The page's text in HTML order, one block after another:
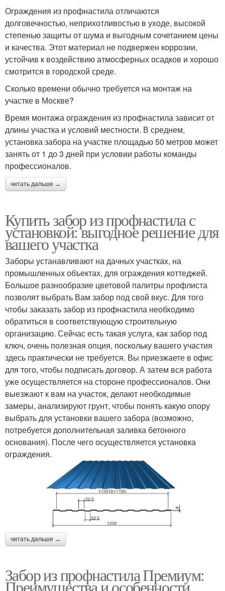
Ограждения из профнастила отличаются
долговечностью, неприхотливостью в уходе, высокой
степенью защиты от шума и выгодным сочетанием цены
и качества. Этот материал не подвержен коррозии,
устойчив к воздействию атмосферных осадков и хорошо
смотрится в городской среде.
Сколько времени обычно требуется на монтаж на
участке в Москве?
Время монтажа ограждения из профнастила зависит от
длины участка и условий местности. В среднем,
установка забора на участке площадью 50 метров может
занять от 1 до 3 дней при условии работы команды
профессионалов.
читать дальше →
Купить забор из профнастила с
установкой: выгодное решение для
вашего участка
Заборы устанавливают на дачных участках, на
промышленных объектах, для ограждения коттеджей.
Большое разнообразие цветовой палитры профлиста
позволят выбрать Вам забор под свой вкус. Для того
чтобы заказать забор из профнастила необходимо
обратиться в соответствующую строительную
организацию. Сейчас есть такая услуга, как забор под
ключ, очень полезная опция, поскольку вашего участия
здесь практически не требуется. Вы приезжаете в офис
для того, чтобы подписать договор. А затем вся работа
уже осуществляется на стороне профессионалов. Они
выезжают к вам на участок, делают необходимые
замеры, анализируют грунт, чтобы понять какую опору
выбрать для установки вашего забора (возможно,
потребуется дополнительная заливка бетонного
основания). После чего осуществляется установка
ограждения.
читать дальше →
Забор из профнастила Премиум:
Преимущества и особенности